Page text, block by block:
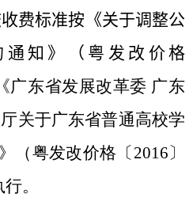
费标准按《关于调整公
知》（粤发改价格
广东省发展改革委 广东
关于广东省普通高校学
（粤发改价格〔 2016 〕
。